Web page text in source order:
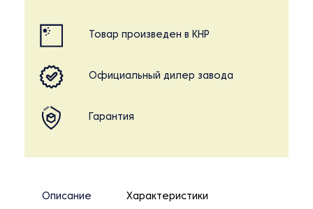
Товар произведен в КНР
Официальный дилер завода
Гарантия
Описание Характеристики